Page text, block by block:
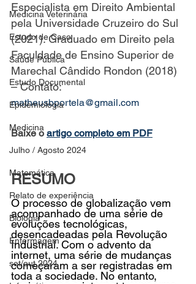
Medicina Veterinária
Estudo de Caso
Saúde Pública
Estudo Documental
Epidemiologia
Medicina
Julho / Agosto 2024
Matemática
Relato de experiência
Biologia
Enfermagem
set/out 2024
Especialista em Direito Ambiental
pela Universidade Cruzeiro do Sul
(2021). Graduado em Direito pela
Faculdade de Ensino Superior de
Marechal Cândido Rondon (2018)
– Contato:
matheusbportela@gmail.com
Baixe o artigo completo em PDF
RESUMO
O processo de globalização vem
acompanhado de uma série de
evoluções tecnológicas,
desencadeadas pela Revolução
Industrial. Com o advento da
internet, uma série de mudanças
começaram a ser registradas em
toda a sociedade. No entanto,